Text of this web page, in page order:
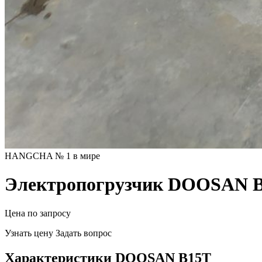
HANGCHA № 1 в мире
Электропогрузчик DOOSAN
Цена по запросу
Узнать цену Задать вопрос
Характеристики DOOSAN B15T